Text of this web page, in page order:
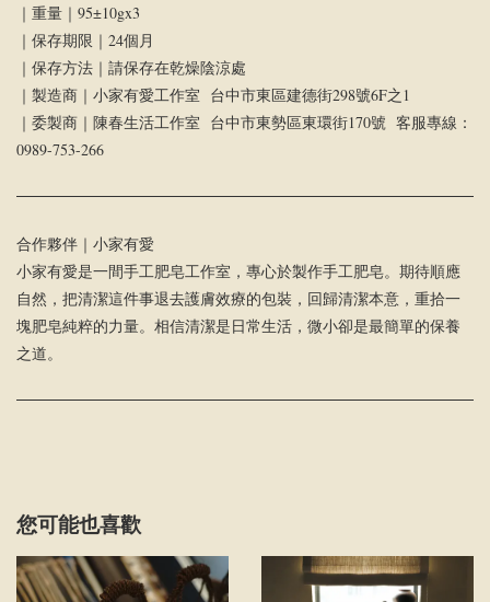
｜重量｜95±10gx3
｜保存期限｜24個月
｜保存方法｜請保存在乾燥陰涼處
｜製造商｜小家有愛工作室 台中市東區建德街298號6F之1
｜委製商｜陳春生活工作室 台中市東勢區東環街170號 客服專線：
0989-753-266
合作夥伴｜小家有愛
小家有愛是一間手工肥皂工作室，專心於製作手工肥皂。期待順應
自然，把清潔這件事退去護膚效療的包裝，回歸清潔本意，重拾一
塊肥皂純粹的力量。相信清潔是日常生活，微小卻是最簡單的保養
之道。
您可能也喜歡